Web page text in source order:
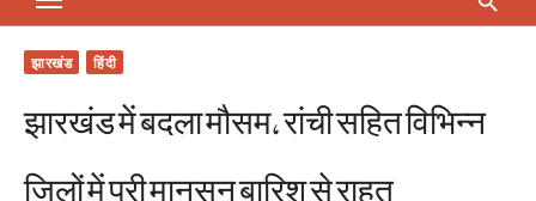
झारखंड हिंदी
झारखंड में बदला मौसम, रांची सहित विभिन्न